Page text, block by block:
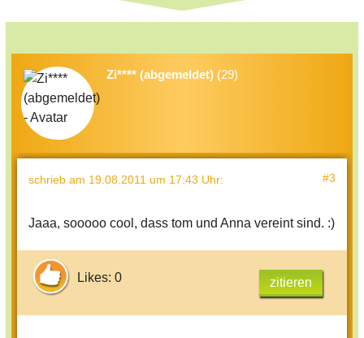
Zi**** (abgemeldet) (29)
schrieb am 19.08.2011 um 17:43 Uhr: #3
Jaaa, sooooo cool, dass tom und Anna vereint sind. :)
Likes: 0 zitieren